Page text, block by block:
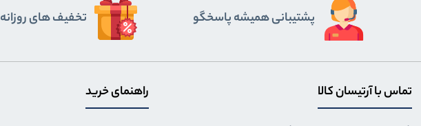
پشتیبانی همیشه پاسخگو تخفیف های روزانه
تماس با آرتیسان کالا راهنمای خرید